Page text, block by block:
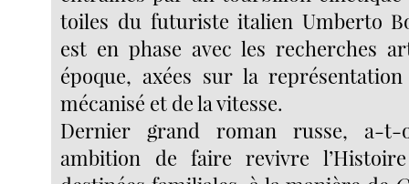
toiles du futuriste italien Umberto
est en phase avec les recherches
époque, axées sur la
mécanisé et de la vitesse.
Dernier grand roman russe, a-
ambition de faire revivre